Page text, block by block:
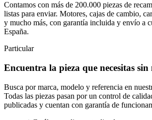
Contamos con más de 200.000 piezas de
listas para enviar. Motores, cajas de cambio,
y mucho más, con garantía incluida y envío a
España.
Particular
Encuentra la pieza que necesitas sin
Busca por marca, modelo y referencia en
Todas las piezas pasan por un control de
publicadas y cuentan con garantía de